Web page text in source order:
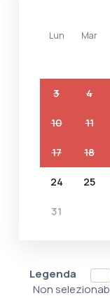
lun mar
3 4
10 11
17 18
24 25
31
Legenda
Non